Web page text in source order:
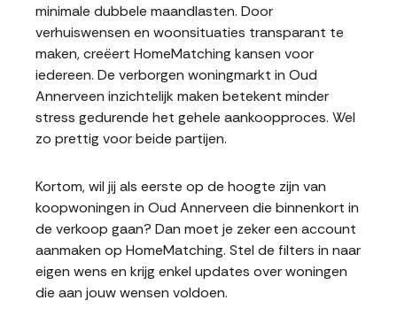
minimale dubbele maandlasten. Door
verhuiswensen en woonsituaties transparant te
maken, creëert HomeMatching kansen voor
iedereen. De verborgen woningmarkt in Oud
Annerveen inzichtelijk maken betekent minder
stress gedurende het gehele aankoopproces. Wel
zo prettig voor beide partijen.
Kortom, wil jij als eerste op de hoogte zijn van
koopwoningen in Oud Annerveen die binnenkort in
de verkoop gaan? Dan moet je zeker een account
aanmaken op HomeMatching. Stel de filters in naar
eigen wens en krijg enkel updates over woningen
die aan jouw wensen voldoen.